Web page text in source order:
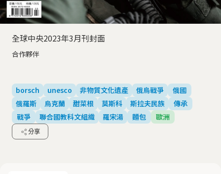
全球中央2023年3月刊封面
合作夥伴
borsch unesco 非物質文化遺產 俄烏戰爭
俄國
俄羅斯
烏克蘭 甜菜根 莫斯科 斯拉夫民族
傳承
戰爭
聯合國教科文組織 羅宋湯 麵包 歐洲
分享